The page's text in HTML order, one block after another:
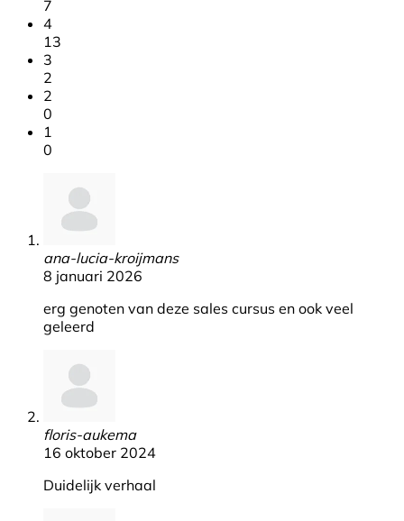
7
4
13
3
2
2
0
1
0
ana-lucia-kroijmans
8 januari 2026
erg genoten van deze sales cursus en ook veel
geleerd
floris-aukema
16 oktober 2024
Duidelijk verhaal